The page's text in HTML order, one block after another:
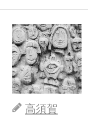
高須賀